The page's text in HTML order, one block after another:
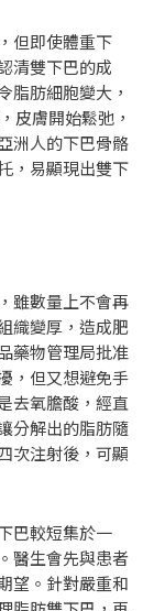
但即使體重下
清雙下巴的成
脂肪細胞變大，
皮膚開始鬆弛，
洲人的下巴骨骼
，易顯現出雙下
雖數量上不會再
織變厚，造成肥
藥物管理局批准
，但又想避免手
去氧膽酸，經直
分解出的脂肪隨
次注射後，可顯
巴較短集於一
醫生會先與患者
望。針對嚴重和